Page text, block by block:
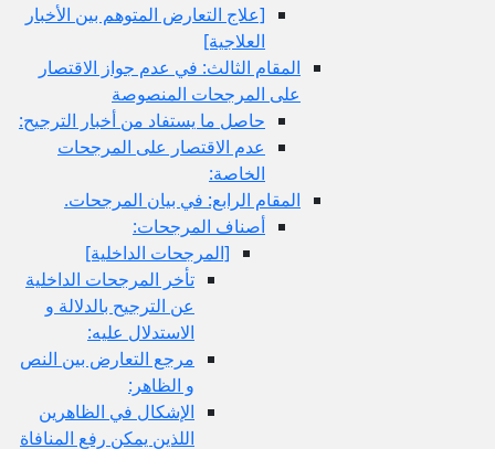
[علاج التعارض المتوهم بين الأخبار
العلاجية]
المقام الثالث: في عدم جواز الاقتصار
على المرجحات المنصوصة
حاصل ما يستفاد من أخبار الترجيح:
عدم الاقتصار على المرجحات
الخاصة:
المقام الرابع: في بيان المرجحات.
أصناف المرجحات:
[المرجحات الداخلية]
تأخر المرجحات الداخلية
عن الترجيح بالدلالة و
الاستدلال عليه:
مرجع التعارض بين النص
و الظاهر:
الإشكال في الظاهرين
اللذين يمكن رفع المنافاة